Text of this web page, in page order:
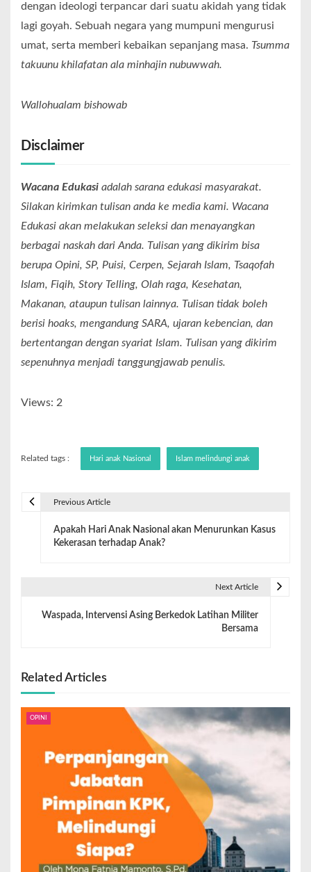
dengan ideologi terpancar dari suatu akidah yang tidak
lagi goyah. Sebuah negara yang mumpuni mengurusi
umat, serta memberi kebaikan sepanjang masa. Tsumma
takuunu khilafatan ala minhajin nubuwwah.
Wallohualam bishowab
Disclaimer
Wacana Edukasi adalah sarana edukasi masyarakat.
Silakan kirimkan tulisan anda ke media kami. Wacana
Edukasi akan melakukan seleksi dan menayangkan
berbagai naskah dari Anda. Tulisan yang dikirim bisa
berupa Opini, SP, Puisi, Cerpen, Sejarah Islam, Tsaqofah
Islam, Fiqih, Story Telling, Olah raga, Kesehatan,
Makanan, ataupun tulisan lainnya. Tulisan tidak boleh
berisi hoaks, mengandung SARA, ujaran kebencian, dan
bertentangan dengan syariat Islam. Tulisan yang dikirim
sepenuhnya menjadi tanggungjawab penulis.
Views: 2
Related tags : Hari anak Nasional Islam melindungi anak
Previous Article
Apakah Hari Anak Nasional akan Menurunkan Kasus
Kekerasan terhadap Anak?
Next Article
Waspada, Intervensi Asing Berkedok Latihan Militer
Bersama
Related Articles
OPINI